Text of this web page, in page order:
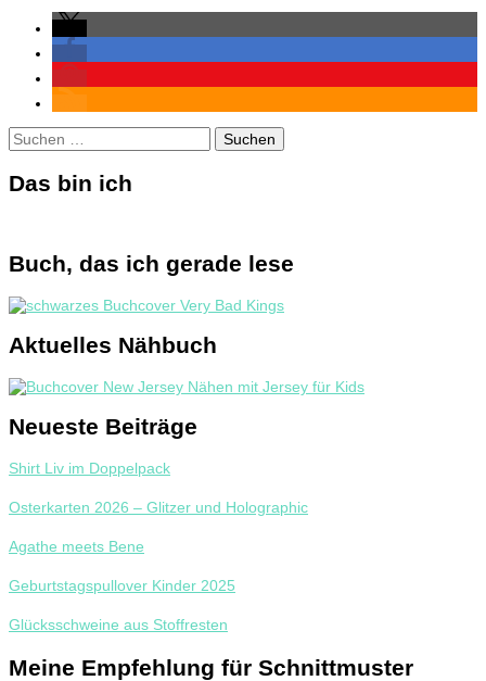
Suchen
nach:
Das bin ich
Buch, das ich gerade lese
Aktuelles Nähbuch
Neueste Beiträge
Shirt Liv im Doppelpack
Osterkarten 2026 – Glitzer und Holographic
Agathe meets Bene
Geburtstagspullover Kinder 2025
Glücksschweine aus Stoffresten
Meine Empfehlung für Schnittmuster